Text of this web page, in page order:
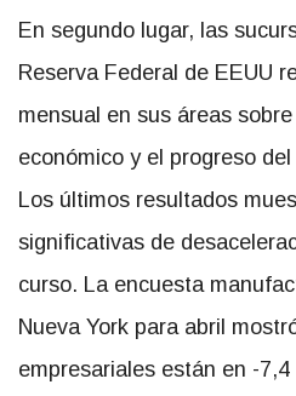
En segundo lugar, las
Reserva Federal de EEUU
mensual en sus áreas
económico y el progreso
Los últimos resultados
significativas de
curso. La encuesta
Nueva York para abril
empresariales están en -